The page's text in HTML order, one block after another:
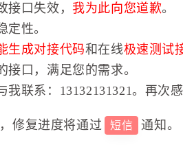
口失效， 我为此向您道歉。
定性。
生成对接代码和在线极速测试
接口，满足您的需求。
联系：13132131321。再次
，修复进度将通过 短信 通知。